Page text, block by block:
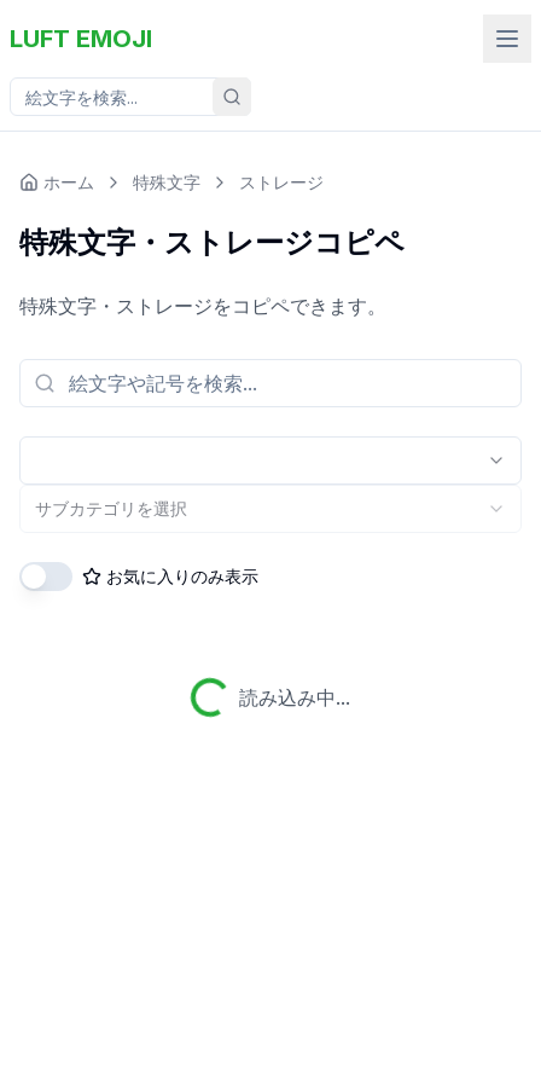
LUFT EMOJI
ホーム 特殊文字 ストレージ
特殊文字・ストレージコピペ
特殊文字・ストレージをコピペできます。
サブカテゴリを選択
お気に入りのみ表示
読み込み中...